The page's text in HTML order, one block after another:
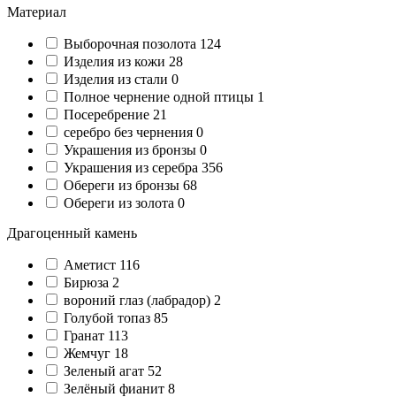
Материал
Выборочная позолота 124
Изделия из кожи 28
Изделия из стали 0
Полное чернение одной птицы 1
Посеребрение 21
серебро без чернения 0
Украшения из бронзы 0
Украшения из серебра 356
Обереги из бронзы 68
Обереги из золота 0
Драгоценный камень
Аметист 116
Бирюза 2
вороний глаз (лабрадор) 2
Голубой топаз 85
Гранат 113
Жемчуг 18
Зеленый агат 52
Зелёный фианит 8